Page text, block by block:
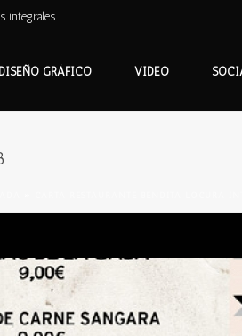
integrales
DISEÑO GRÁFICO VIDEO